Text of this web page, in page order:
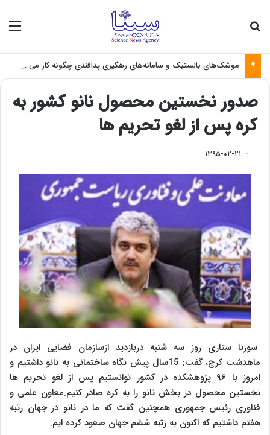
موشک‌های بالستیک و سامانه‌های رهگیری پدافندی چگونه کار می کنند؟
صدور نخستین محصول نانو کشور به
کره پس از لغو تحریم ها
۱۳۹۵-۰۲-۲۱
سورنا ستاری روز سه شنبه دربازدید ازسازمان فضایی ایران در
ماهدشت کرج، گفت:‌ 15سال پیش نگاه ساختمانی به نانو داشتیم و
امروز با ۹۶ پژوهشکده در کشور توانستیم پس از لغو تحریم ها
نخستین محصول در بخش نانو را به کره صادر کنیم.معاون علمی و
فناوری رئیس جمهوری همچنین گفت که ما در نانو در جهان رتبه
هفتم داشتیم که اکنون به رتبه ششم جهان صعود کرده ایم.